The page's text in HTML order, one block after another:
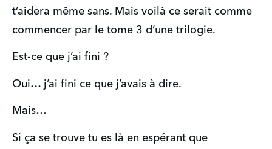
t’aidera même sans. Mais voilà ce serait comme
commencer par le tome 3 d’une trilogie.
Est-ce que j’ai fini ?
Oui… j’ai fini ce que j’avais à dire.
Mais…
Si ça se trouve tu es là en espérant que